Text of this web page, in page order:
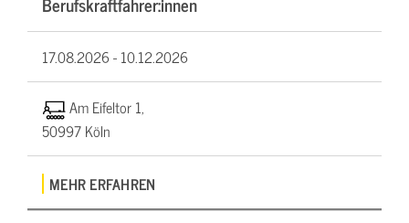
17.08.2026 -10.12.2026
Am Eifeltor 1,
50997 Köln
MEHR ERFAHREN